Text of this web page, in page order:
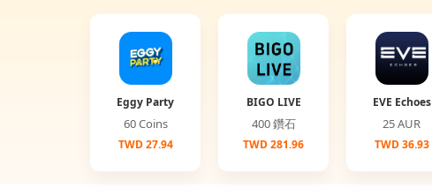
Eggy Party
60 Coins
TWD 27.94
BIGO LIVE
400 鑽石
TWD 281.96
EVE Echoes
25 AUR
TWD 36.93